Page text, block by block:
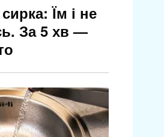
Їм і не
За 5 хв —